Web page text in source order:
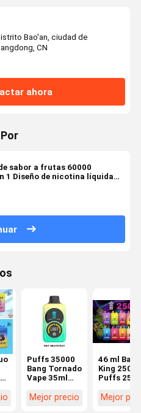
Bao'an, ciudad de
CN
ahora
sabor a frutas 60000
1 Diseño de nicotina líquida
Puffs 35000
Bang Tornado
Vape 35ml
Liquido Bang
Mejor precio
46 ml Bang
King 25000
Puffs 25k
Tipo C
Mejor